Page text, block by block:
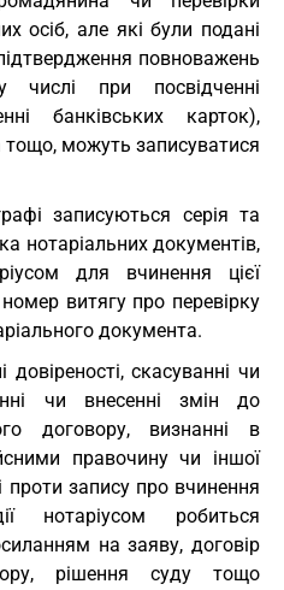
осіб, але які були подані
повноважень
числі при посвідченні
банківських карток),
тощо, можуть записуватися
записуються серія та
нотаріальних документів,
для вчинення цієї
номер витягу про перевірку
документа.
скасуванні чи
чи внесенні змін до
договору, визнанні в
правочину чи іншої
проти запису про вчинення
нотаріусом робиться
на заяву, договір
рішення суду тощо